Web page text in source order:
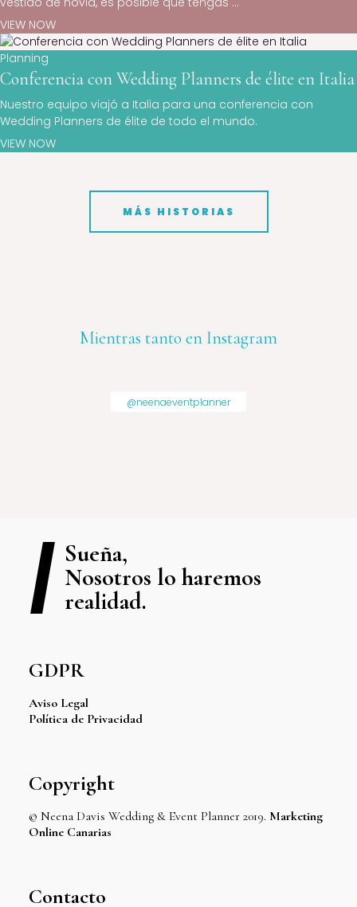
VIEW NOW
Planning
Conferencia con Wedding Planners de élite en Italia
Nuestro equipo viajó a Italia para una conferencia con
Wedding Planners de élite de todo el mundo.
VIEW NOW
MÁS HISTORIAS
Mientras tanto en Instagram
@neenaeventplanner
Sueña,
Nosotros lo haremos
realidad.
GDPR
Aviso Legal
Política de Privacidad
Copyright
© Neena Davis Wedding & Event Planner 2019. Marketing
Online Canarias
Contacto